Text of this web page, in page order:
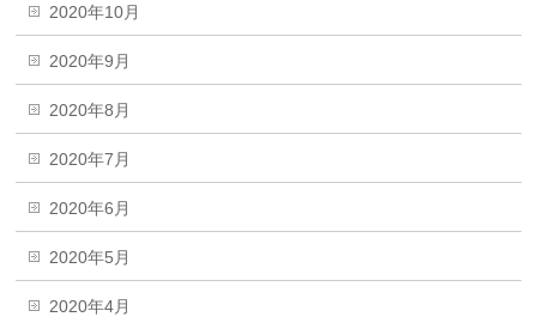
2020年10月
2020年9月
2020年8月
2020年7月
2020年6月
2020年5月
2020年4月